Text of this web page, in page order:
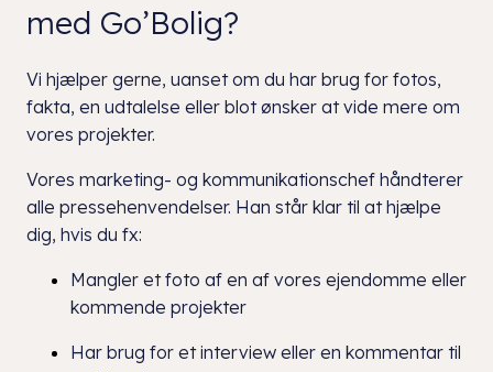
med Go’Bolig?
Vi hjælper gerne, uanset om du har brug for fotos,
fakta, en udtalelse eller blot ønsker at vide mere om
vores projekter.
Vores marketing- og kommunikationschef håndterer
alle pressehenvendelser. Han står klar til at hjælpe
dig, hvis du fx:
Mangler et foto af en af vores ejendomme eller
kommende projekter
Har brug for et interview eller en kommentar til